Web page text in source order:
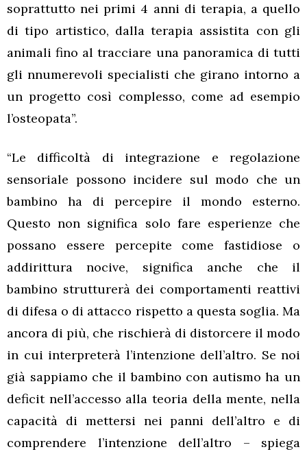
soprattutto nei primi 4 anni di terapia, a quello
di tipo artistico, dalla terapia assistita con gli
animali fino al tracciare una panoramica di tutti
gli nnumerevoli specialisti che girano intorno a
un progetto così complesso, come ad esempio
l’osteopata”.
“Le difficoltà di integrazione e regolazione
sensoriale possono incidere sul modo che un
bambino ha di percepire il mondo esterno.
Questo non significa solo fare esperienze che
possano essere percepite come fastidiose o
addirittura nocive, significa anche che il
bambino strutturerà dei comportamenti reattivi
di difesa o di attacco rispetto a questa soglia. Ma
ancora di più, che rischierà di distorcere il modo
in cui interpreterà l’intenzione dell’altro. Se noi
già sappiamo che il bambino con autismo ha un
deficit nell’accesso alla teoria della mente, nella
capacità di mettersi nei panni dell’altro e di
comprendere l’intenzione dell’altro – spiega